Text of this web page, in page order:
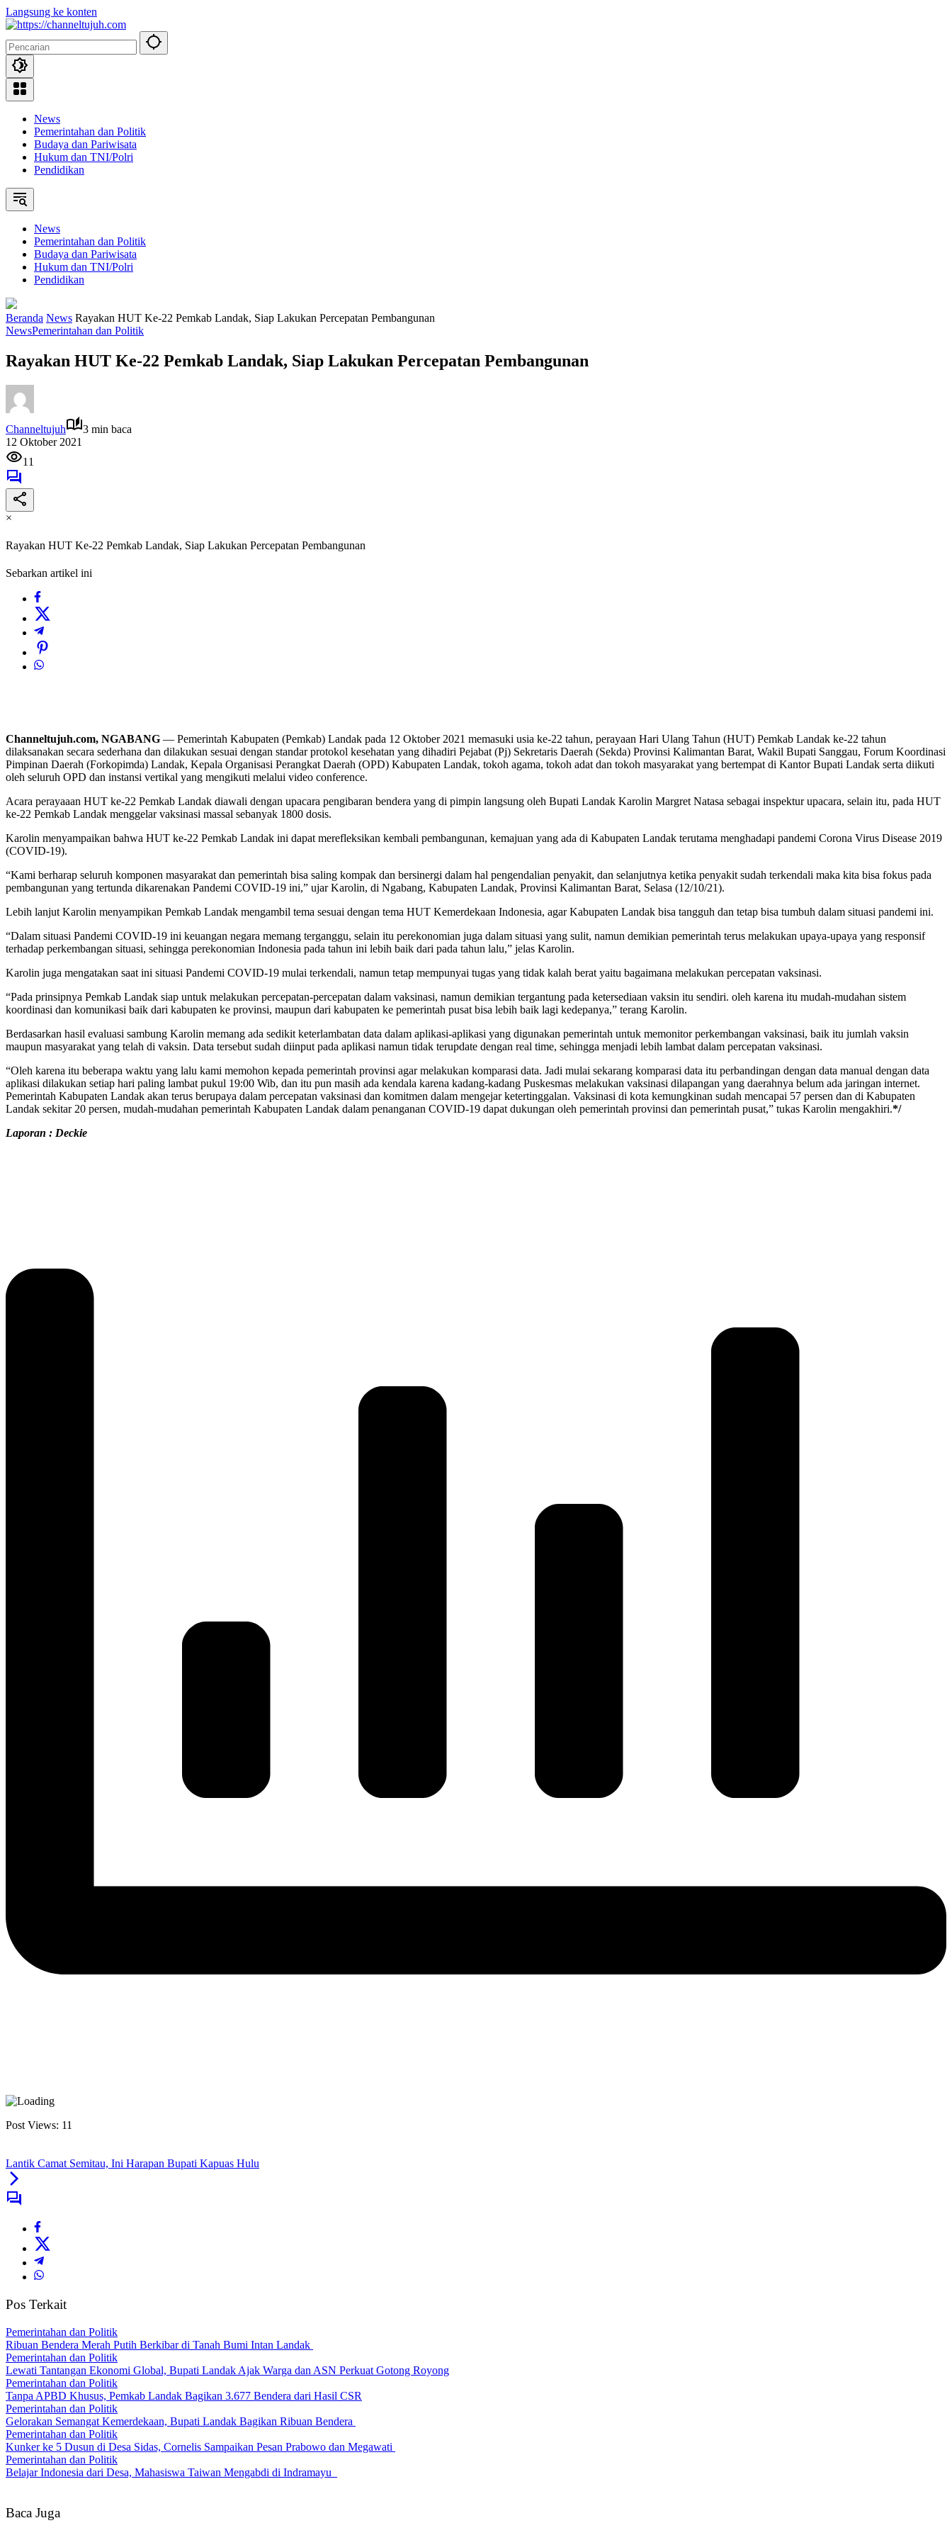
Langsung ke konten
News
Pemerintahan dan Politik
Budaya dan Pariwisata
Hukum dan TNI/Polri
Pendidikan
News
Pemerintahan dan Politik
Budaya dan Pariwisata
Hukum dan TNI/Polri
Pendidikan
Beranda News Rayakan HUT Ke-22 Pemkab Landak, Siap Lakukan Percepatan Pembangunan
NewsPemerintahan dan Politik
Rayakan HUT Ke-22 Pemkab Landak, Siap Lakukan Percepatan Pembangunan
Channeltujuh
3 min baca
12 Oktober 2021
11
×
Rayakan HUT Ke-22 Pemkab Landak, Siap Lakukan Percepatan Pembangunan
Sebarkan artikel ini
Channeltujuh.com, NGABANG — Pemerintah Kabupaten (Pemkab) Landak pada 12 Oktober 2021 memasuki usia ke-22 tahun, perayaan Hari Ulang Tahun (HUT) Pemkab Landak ke-22 tahun
dilaksanakan secara sederhana dan dilakukan sesuai dengan standar protokol kesehatan yang dihadiri Pejabat (Pj) Sekretaris Daerah (Sekda) Provinsi Kalimantan Barat, Wakil Bupati Sanggau, Forum Koordinasi
Pimpinan Daerah (Forkopimda) Landak, Kepala Organisasi Perangkat Daerah (OPD) Kabupaten Landak, tokoh agama, tokoh adat dan tokoh masyarakat yang bertempat di Kantor Bupati Landak serta diikuti
oleh seluruh OPD dan instansi vertikal yang mengikuti melalui video conference.
Acara perayaaan HUT ke-22 Pemkab Landak diawali dengan upacara pengibaran bendera yang di pimpin langsung oleh Bupati Landak Karolin Margret Natasa sebagai inspektur upacara, selain itu, pada HUT
ke-22 Pemkab Landak menggelar vaksinasi massal sebanyak 1800 dosis.
Karolin menyampaikan bahwa HUT ke-22 Pemkab Landak ini dapat merefleksikan kembali pembangunan, kemajuan yang ada di Kabupaten Landak terutama menghadapi pandemi Corona Virus Disease 2019
(COVID-19).
“Kami berharap seluruh komponen masyarakat dan pemerintah bisa saling kompak dan bersinergi dalam hal pengendalian penyakit, dan selanjutnya ketika penyakit sudah terkendali maka kita bisa fokus pada
pembangunan yang tertunda dikarenakan Pandemi COVID-19 ini,” ujar Karolin, di Ngabang, Kabupaten Landak, Provinsi Kalimantan Barat, Selasa (12/10/21).
Lebih lanjut Karolin menyampikan Pemkab Landak mengambil tema sesuai dengan tema HUT Kemerdekaan Indonesia, agar Kabupaten Landak bisa tangguh dan tetap bisa tumbuh dalam situasi pandemi ini.
“Dalam situasi Pandemi COVID-19 ini keuangan negara memang terganggu, selain itu perekonomian juga dalam situasi yang sulit, namun demikian pemerintah terus melakukan upaya-upaya yang responsif
terhadap perkembangan situasi, sehingga perekonomian Indonesia pada tahun ini lebih baik dari pada tahun lalu,” jelas Karolin.
Karolin juga mengatakan saat ini situasi Pandemi COVID-19 mulai terkendali, namun tetap mempunyai tugas yang tidak kalah berat yaitu bagaimana melakukan percepatan vaksinasi.
“Pada prinsipnya Pemkab Landak siap untuk melakukan percepatan-percepatan dalam vaksinasi, namun demikian tergantung pada ketersediaan vaksin itu sendiri. oleh karena itu mudah-mudahan sistem
koordinasi dan komunikasi baik dari kabupaten ke provinsi, maupun dari kabupaten ke pemerintah pusat bisa lebih baik lagi kedepanya,” terang Karolin.
Berdasarkan hasil evaluasi sambung Karolin memang ada sedikit keterlambatan data dalam aplikasi-aplikasi yang digunakan pemerintah untuk memonitor perkembangan vaksinasi, baik itu jumlah vaksin
maupun masyarakat yang telah di vaksin. Data tersebut sudah diinput pada aplikasi namun tidak terupdate dengan real time, sehingga menjadi lebih lambat dalam percepatan vaksinasi.
“Oleh karena itu beberapa waktu yang lalu kami memohon kepada pemerintah provinsi agar melakukan komparasi data. Jadi mulai sekarang komparasi data itu perbandingan dengan data manual dengan data
aplikasi dilakukan setiap hari paling lambat pukul 19:00 Wib, dan itu pun masih ada kendala karena kadang-kadang Puskesmas melakukan vaksinasi dilapangan yang daerahnya belum ada jaringan internet.
Pemerintah Kabupaten Landak akan terus berupaya dalam percepatan vaksinasi dan komitmen dalam mengejar ketertinggalan. Vaksinasi di kota kemungkinan sudah mencapai 57 persen dan di Kabupaten
Landak sekitar 20 persen, mudah-mudahan pemerintah Kabupaten Landak dalam penanganan COVID-19 dapat dukungan oleh pemerintah provinsi dan pemerintah pusat,” tukas Karolin mengakhiri.*/
Laporan : Deckie
Post Views: 11
Lantik Camat Semitau, Ini Harapan Bupati Kapuas Hulu
Pos Terkait
Pemerintahan dan Politik
Ribuan Bendera Merah Putih Berkibar di Tanah Bumi Intan Landak
Pemerintahan dan Politik
Lewati Tantangan Ekonomi Global, Bupati Landak Ajak Warga dan ASN Perkuat Gotong Royong
Pemerintahan dan Politik
Tanpa APBD Khusus, Pemkab Landak Bagikan 3.677 Bendera dari Hasil CSR
Pemerintahan dan Politik
Gelorakan Semangat Kemerdekaan, Bupati Landak Bagikan Ribuan Bendera
Pemerintahan dan Politik
Kunker ke 5 Dusun di Desa Sidas, Cornelis Sampaikan Pesan Prabowo dan Megawati
Pemerintahan dan Politik
Belajar Indonesia dari Desa, Mahasiswa Taiwan Mengabdi di Indramayu
Baca Juga